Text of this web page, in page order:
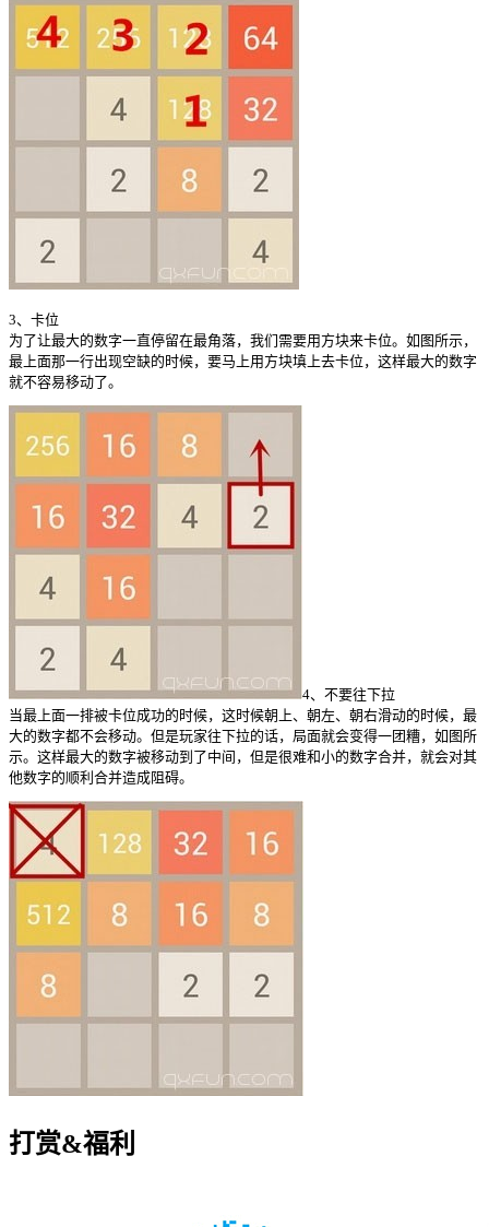
3、卡位
为了让最大的数字一直停留在最角落，我们需要用方块来卡位。如图所示，
最上面那一行出现空缺的时候，要马上用方块填上去卡位，这样最大的数字
就不容易移动了。
4、不要往下拉
当最上面一排被卡位成功的时候，这时候朝上、朝左、朝右滑动的时候，最
大的数字都不会移动。但是玩家往下拉的话，局面就会变得一团糟，如图所
示。这样最大的数字被移动到了中间，但是很难和小的数字合并，就会对其
他数字的顺利合并造成阻碍。
打赏&福利